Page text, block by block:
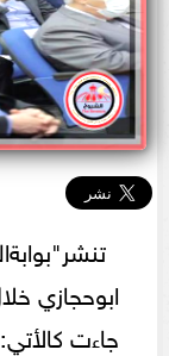
جاءت كالأتي: